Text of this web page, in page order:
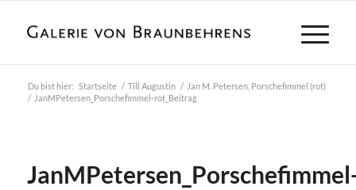
Du bist hier: Startseite / Till Augustin / Jan M. Petersen, Porschefimmel (rot)
/ JanMPetersen_Porschefimmel-rot_Beitrag